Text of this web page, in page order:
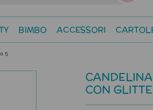
BIMBO ACCESSORI
5
CON